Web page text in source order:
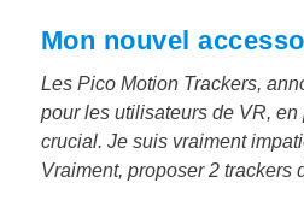
Mon nouvel
Les Pico Motion Trackers,
pour les utilisateurs de VR,
crucial. Je suis vraiment
Vraiment, proposer 2 trackers